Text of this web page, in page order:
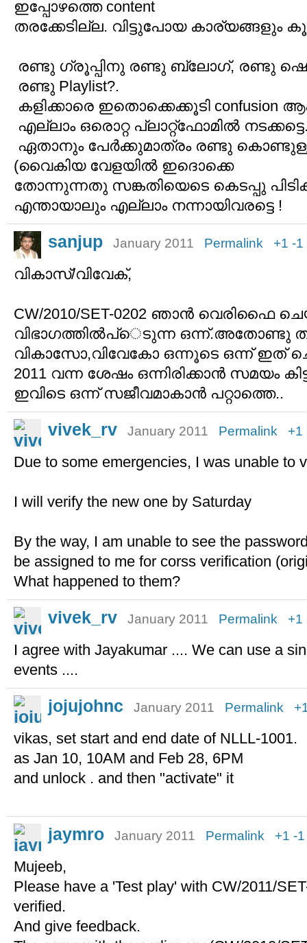
ഇപ്പോഴത്തെ content
തരക്കേടില്ല. വിട്ടുപോയ കാര്യങ്ങളും
രണ്ടു ഗ്രൂപ്പിനു രണ്ടു ബ്ലോഗ്, രണ്ടു
രണ്ടു Playlist?.
കളിക്കാരെ ഇതൊക്കെക്കൂടി confusion
എല്ലാം ഒരൊറ്റ പ്ലാറ്റ്ഫോമിൽ
ഏതാനും പേർക്കുമാത്രം രണ്ടു
(വൈകിയ വേളയിൽ ഇദൊക്കെ
തോന്നുന്നതു സങ്കതിയെടെ കെടപ്പു
എന്തായാലും എല്ലാം നന്നായിവരട്ടെ !
sanjup January 2011 Permalink +1 -1
വികാസ്/വിവേക്,
CW/2010/SET-0202 ഞാന്‍ വെരിഫൈ
വിഭാഗത്തില്‍പ്െടുന്ന ഒന്ന്.അതോണ്ടു
വികാസോ,വിവേകോ ഒന്നൂടെ ഒന്ന് ഇത്
2011 വന്ന ശേഷം ഒന്നിരിക്കാന്‍ സമയം
ഇവിടെ ഒന്ന് സജീവമാകാന്‍ പറ്റാത്തെ..
vivek_rv January 2011 Permalink +1
Due to some emergencies, I was unable to
I will verify the new one by Saturday
By the way, I am unable to see the
be assigned to me for corss verification
What happened to them?
vivek_rv January 2011 Permalink +1
I agree with Jayakumar .... We can use a
events ....
jojujohnc January 2011 Permalink
vikas, set start and end date of NLLL-1001.
as Jan 10, 10AM and Feb 28, 6PM
and unlock . and then "activate" it
jaymro January 2011 Permalink +1 -1
Mujeeb,
Please have a 'Test play' with CW/2011/
verified.
And give feedback.